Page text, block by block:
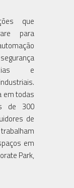
que
para
e
em todas
de 300
de
em
Park,